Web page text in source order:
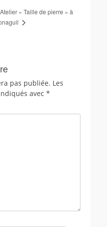
Atelier « Taille de pierre » à
pas publiée. Les
avec *